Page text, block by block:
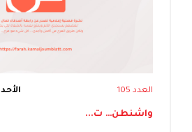
العدد 105 الأحد 28 كانون الأول 2025
واشنطن… ت...